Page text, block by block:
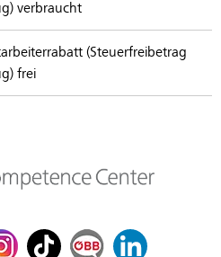
verbraucht
(Steuerfreibetrag
frei
Instagram
TikTok ÖBB Corporate Blog
LinkedIn